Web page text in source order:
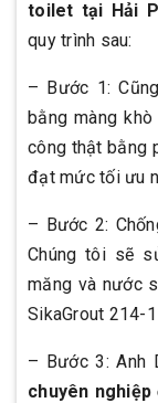
toilet tại Hải
quy trình sau:
– Bước 1:
bằng màng
công thật bằng
đạt mức tối ưu
– Bước 2:
Chúng tôi sẽ
măng và nước
SikaGrout 214-
– Bước 3: Anh
chuyên nghiệp